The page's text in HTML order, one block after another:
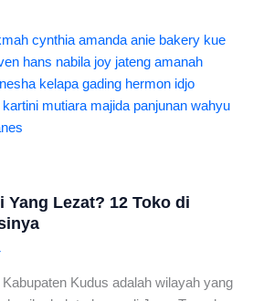
Yang Lezat? 12 Toko di
Kudus adalah wilayah yang